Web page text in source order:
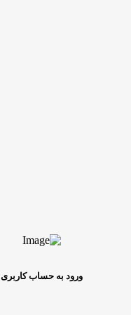
ورود به حساب کاربری